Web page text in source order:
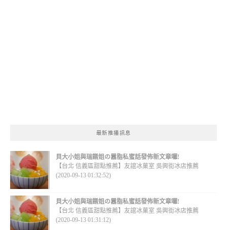
最新推播訊息
貝大小姐與瑞餚姐の囂脂私蜜話發佈新文章囉!
【台北 信義區甜點推薦】友誼冰菓室 吳興街冰店推薦
(2020-09-13 01:32:52)
貝大小姐與瑞餚姐の囂脂私蜜話發佈新文章囉!
【台北 信義區甜點推薦】友誼冰菓室 吳興街冰店推薦
(2020-09-13 01:31:12)